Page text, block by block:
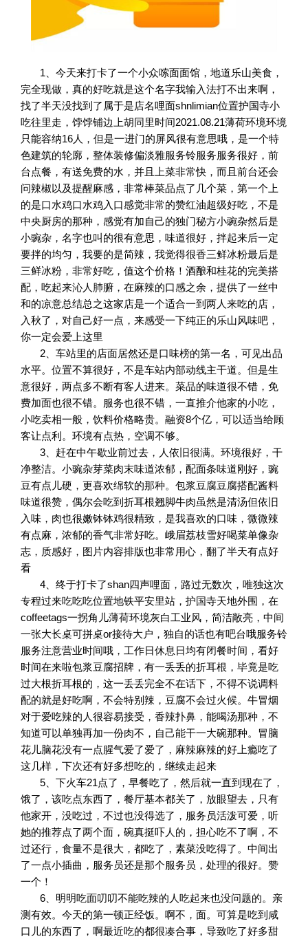
1、今天来打卡了一个小众嗦面面馆，地道乐山美食，
完全现做，真的好吃就是这个名字我输入法打不出来啊，
找了半天没找到了属于是店名哩面shnlimian位置护国寺小
吃往里走，饽饽铺边上胡同里时间2021.08.21薄荷环境环境
只能容纳16人，但是一进门的屏风很有意思哦，是一个特
色建筑的轮廓，整体装修偏淡雅服务铃服务服务很好，前
台点餐，有送免费的水，并且上菜非常快，而且前台还会
问辣椒以及提醒麻感，非常棒菜品点了几个菜，第一个上
的是口水鸡口水鸡入口感觉非常的赞红油超级好吃，不是
中央厨房的那种，感觉有加自己的独门秘方小豌杂然后是
小豌杂，名字也叫的很有意思，味道很好，拌起来后一定
要拌的均匀，我要的是简辣，我觉得很香三鲜冰粉最后是
三鲜冰粉，非常好吃，值这个价格！酒酿和桂花的完美搭
配，吃起来沁人肺腑，在麻辣的口感之余，提供了一丝中
和的凉意总结总之这家店是一个适合一到两人来吃的店，
入秋了，对自己好一点，来感受一下纯正的乐山风味吧，
你一定会爱上这里
2、车站里的店面居然还是口味榜的第一名，可见出品
水平。位置不算很好，不是车站内部动线主干道。但是生
意很好，两点多不断有客人进来。菜品的味道很不错，免
费加面也很不错。服务也很不错，一直推介他家的小吃，
小吃卖相一般，饮料价格略贵。融资8个亿，可以适当给顾
客让点利。环境有点热，空调不够。
3、赶在中午歇业前过去，人依旧很满。环境很好，干
净整洁。小豌杂芽菜肉末味道浓郁，配面条味道刚好，豌
豆有点儿硬，更喜欢绵软的那种。包浆豆腐豆腐搭配酱料
味道很赞，偶尔会吃到折耳根翘脚牛肉虽然是清汤但依旧
入味，肉也很嫩钵钵鸡很精致，是我喜欢的口味，微微辣
有点麻，浓郁的香气非常好吃。峨眉荔枝雪好喝菜单像杂
志，质感好，图片内容排版也非常用心，翻了半天有点好
看
4、终于打卡了shan四声哩面，路过无数次，唯独这次
专程过来吃吃吃位置地铁平安里站，护国寺天地外围，在
coffeetags一拐角儿薄荷环境灰白工业风，简洁敞亮，中间
一张大长桌可拼桌or接待大户，独自的话也有吧台哦服务铃
服务注意营业时间哦，工作日休息日均有闭餐时间，看好
时间在来啦包浆豆腐招牌，有一丢丢的折耳根，毕竟是吃
过大根折耳根的，这一丢丢完全不在话下，不得不说调料
配的就是好吃啊，不会特别辣，豆腐不会过火候。牛冒烟
对于爱吃辣的人很容易接受，香辣扑鼻，能喝汤那种，不
知道可以单独再加一份肉不，自己能干一大碗那种。冒脑
花儿脑花没有一点腥气爱了爱了，麻辣麻辣的好上瘾吃了
这几样，下次还有好多想吃的，继续走起来
5、下火车21点了，早餐吃了，然后就一直到现在了，
饿了，该吃点东西了，餐厅基本都关了，放眼望去，只有
他家开，没吃过，不过也没得选了，服务员活泼可爱，听
她的推荐点了两个面，碗真挺吓人的，担心吃不了啊，不
过还行，食量不是很大，都吃了，素菜没吃得了。中间出
了一点小插曲，服务员还是那个服务员，处理的很好。赞
一个！
6、明明吃面叨叨不能吃辣的人吃起来也没问题的。亲
测有效。今天的第一顿正经饭。啊不，面。可算是吃到咸
口儿的东西了，啊最近吃的都很凑合事，导致吃了好多甜